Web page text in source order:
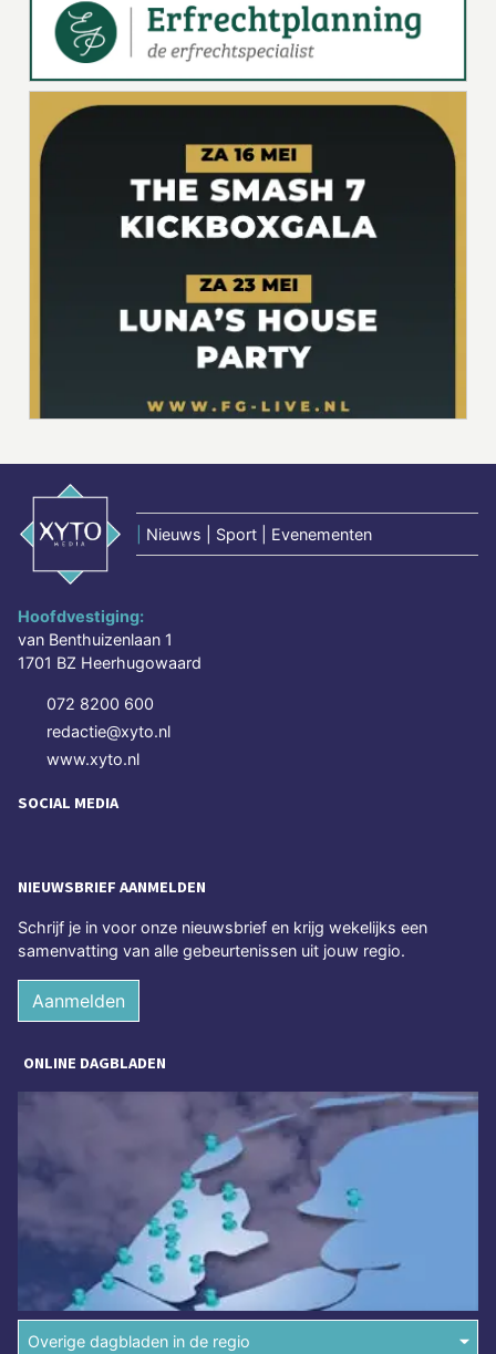
Nieuws | Sport | Evenementen
Hoofdvestiging:
van Benthuizenlaan 1
1701 BZ Heerhugowaard
072 8200 600
redactie@xyto.nl
www.xyto.nl
SOCIAL MEDIA
NIEUWSBRIEF AANMELDEN
Schrijf je in voor onze nieuwsbrief en krijg wekelijks een
samenvatting van alle gebeurtenissen uit jouw regio.
Aanmelden
ONLINE DAGBLADEN
Overige dagbladen in de regio